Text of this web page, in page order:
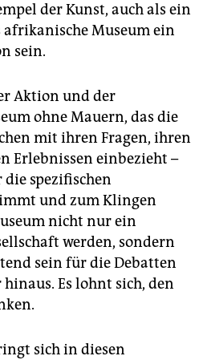
der Kunst, auch als ein
Museum ein
sein.
Aktion und der
ohne Mauern, das die
mit ihren Fragen, ihren
Erlebnissen einbezieht –
die spezifischen
und zum Klingen
nicht nur ein
werden, sondern
sein für die Debatten
Es lohnt sich, den
sich in diesen